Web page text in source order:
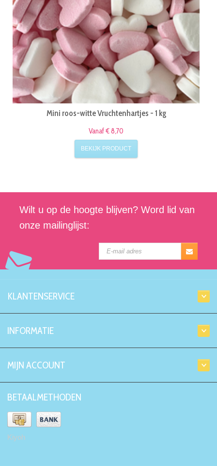
Mini roos-witte Vruchtenhartjes - 1 kg
Vanaf € 8,70
BEKIJK PRODUCT
Wilt u op de hoogte blijven? Word lid van
onze mailinglijst:
KLANTENSERVICE
INFORMATIE
MIJN ACCOUNT
BETAALMETHODEN
Kiyoh